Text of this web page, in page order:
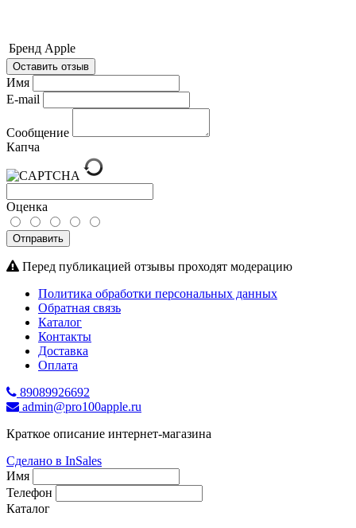
Бренд Apple
Оставить отзыв
Имя
E-mail
Сообщение
Капча
Оценка
Отправить
Перед публикацией отзывы проходят модерацию
Политика обработки персональных данных
Обратная связь
Каталог
Контакты
Доставка
Оплата
89089926692
admin@pro100apple.ru
Краткое описание интернет-магазина
Сделано в InSales
Имя
Телефон
Каталог